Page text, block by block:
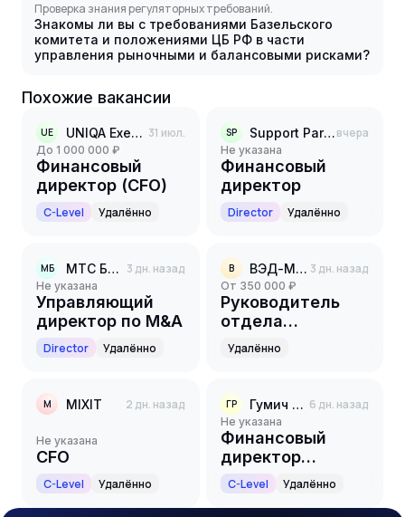
Проверка знания регуляторных требований.
Знакомы ли вы с требованиями Базельского
комитета и положениями ЦБ РФ в части
управления рыночными и балансовыми рисками?
Похожие вакансии
UE UNIQA Executive Search 31 июл.
до 1 000 000 ₽
Финансовый
директор (CFO)
C-Level Удалённо
SP Support Partnersвчера
Не указана
Финансовый
директор
Director Удалённо
МБ МТС Банк 3 дн. назад
Не указана
Управляющий
директор по M&A
Director Удалённо
В ВЭД-МАСТЕР 3 дн. назад
от 350 000 ₽
Руководитель
отдела
казначейства
Удалённо
M MIXIT 2 дн. назад
Не указана
CFO
C-Level Удалённо
ГР Гумич РТК 6 дн. назад
Не указана
Финансовый
директор
(CFO/Chief
Financial Officer)
C-Level Удалённо